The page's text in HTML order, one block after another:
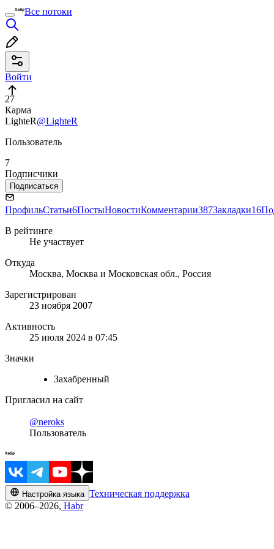
Все потоки
Войти
27
Карма
LighteR@LighteR
Пользователь
7
Подписчики
Подписаться
ПрофильСтатьи6ПостыНовостиКомментарии387Закладки16
В рейтинге
Не участвует
Откуда
Москва, Москва и Московская обл., Россия
Зарегистрирован
23 ноября 2007
Активность
25 июля 2024 в 07:45
Значки
Захабренный
Пригласил на сайт
@neroks
Пользователь
Настройка языка Техническая поддержка
© 2006–2026, Habr